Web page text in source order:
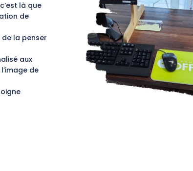
là que
de
la penser
aux
de